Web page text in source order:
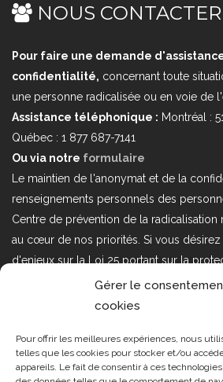
Gérer le
cookies
Pour offrir les meilleures expériences, nous
telles que les cookies pour stocker et/ou
appareils. Le fait de consentir à ces
NOUS CONTACTER
Pour faire une demande
confidentialité, concernant toute
une personne radicalisée ou en voie de
Assistance téléphonique : Montréal :
Québec : 1 877 687-7141
Ou via notre formulaire
Le maintien de l'anonymat et de la
renseignements personnels des
Centre de prévention de la radicalisation
au cœur de nos priorités. Si vous
d'enjeux sur la Loi 25 portant sur la
personnels dans le secteur privé,
nous à l'adresse courriel suivant :
Tous droits réservés @2019CPRMV
| Centre de prévention de la